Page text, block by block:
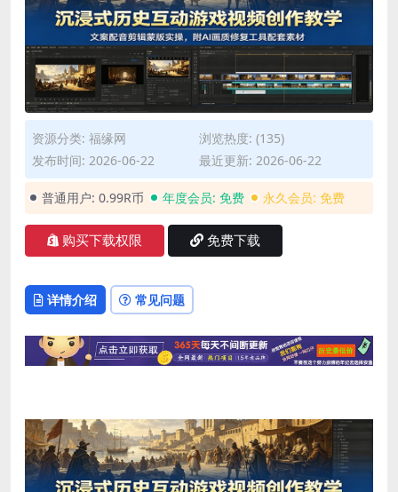
资源分类: 福缘网
浏览热度: (135)
发布时间: 2026-06-22
最近更新: 2026-06-22
普通用户: 0.99R币 年度会员: 免费 永久会员: 免费
购买下载权限 免费下载
详情介绍 常见问题